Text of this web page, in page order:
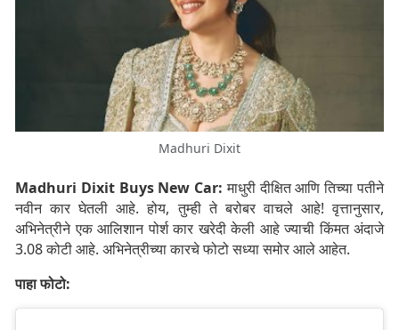
Madhuri Dixit
Madhuri Dixit Buys New Car: माधुरी दीक्षित आणि तिच्या पतीने
नवीन कार घेतली आहे. होय, तुम्ही ते बरोबर वाचले आहे! वृत्तानुसार,
अभिनेत्रीने एक आलिशान पोर्श कार खरेदी केली आहे ज्याची किंमत अंदाजे
3.08 कोटी आहे. अभिनेत्रीच्या कारचे फोटो सध्या समोर आले आहेत.
पाहा फोटो: